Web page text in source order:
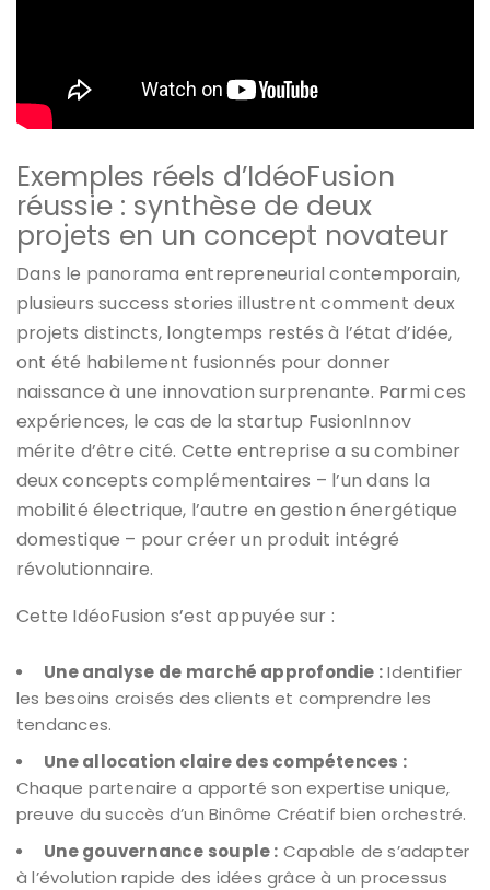
Exemples réels d’IdéoFusion
réussie : synthèse de deux
projets en un concept novateur
Dans le panorama entrepreneurial contemporain,
plusieurs success stories illustrent comment deux
projets distincts, longtemps restés à l’état d’idée,
ont été habilement fusionnés pour donner
naissance à une innovation surprenante. Parmi ces
expériences, le cas de la startup FusionInnov
mérite d’être cité. Cette entreprise a su combiner
deux concepts complémentaires – l’un dans la
mobilité électrique, l’autre en gestion énergétique
domestique – pour créer un produit intégré
révolutionnaire.
Cette IdéoFusion s’est appuyée sur :
Une analyse de marché approfondie :Identifier
les besoins croisés des clients et comprendre les
tendances.
Une allocation claire des compétences :
Chaque partenaire a apporté son expertise unique,
preuve du succès d’un Binôme Créatif bien orchestré.
Une gouvernance souple : Capable de s’adapter
à l’évolution rapide des idées grâce à un processus